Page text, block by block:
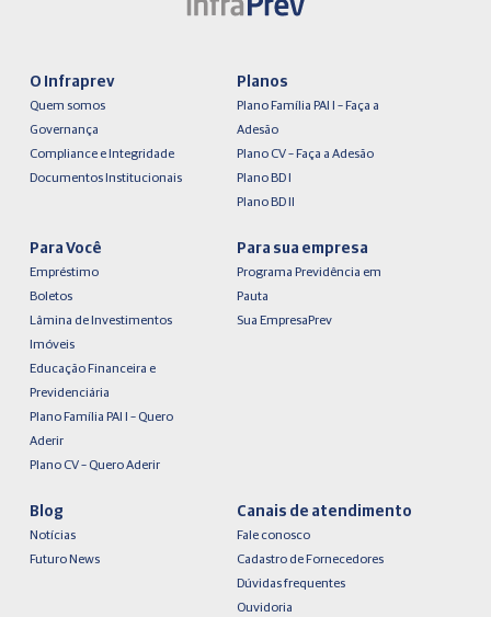
O Infraprev
Quem somos
Governança
Compliance e Integridade
Documentos Institucionais
Planos
Plano Família PAI I – Faça a
Adesão
Plano CV – Faça a Adesão
Plano BD I
Plano BD II
Para Você
Empréstimo
Boletos
Lâmina de Investimentos
Imóveis
Educação Financeira e
Previdenciária
Plano Família PAI I – Quero
Aderir
Plano CV – Quero Aderir
Para sua empresa
Programa Previdência em
Pauta
Sua EmpresaPrev
Blog
Notícias
Futuro News
Canais de atendimento
Fale conosco
Cadastro de Fornecedores
Dúvidas frequentes
Ouvidoria